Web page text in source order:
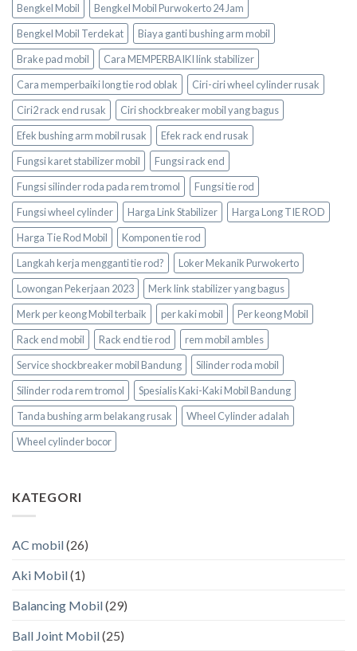
Bengkel Mobil
Bengkel Mobil Purwokerto 24 Jam
Bengkel Mobil Terdekat
Biaya ganti bushing arm mobil
Brake pad mobil
Cara MEMPERBAIKI link stabilizer
Cara memperbaiki long tie rod oblak
Ciri-ciri wheel cylinder rusak
Ciri2 rack end rusak
Ciri shockbreaker mobil yang bagus
Efek bushing arm mobil rusak
Efek rack end rusak
Fungsi karet stabilizer mobil
Fungsi rack end
Fungsi silinder roda pada rem tromol
Fungsi tie rod
Fungsi wheel cylinder
Harga Link Stabilizer
Harga Long TIE ROD
Harga Tie Rod Mobil
Komponen tie rod
Langkah kerja mengganti tie rod?
Loker Mekanik Purwokerto
Lowongan Pekerjaan 2023
Merk link stabilizer yang bagus
Merk per keong Mobil terbaik
per kaki mobil
Per keong Mobil
Rack end mobil
Rack end tie rod
rem mobil ambles
Service shockbreaker mobil Bandung
Silinder roda mobil
Silinder roda rem tromol
Spesialis Kaki-Kaki Mobil Bandung
Tanda bushing arm belakang rusak
Wheel Cylinder adalah
Wheel cylinder bocor
KATEGORI
AC mobil(26)
Aki Mobil(1)
Balancing Mobil(29)
Ball Joint Mobil(25)